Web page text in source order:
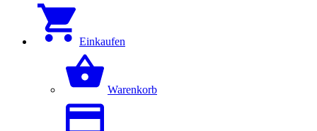
Einkaufen
Warenkorb